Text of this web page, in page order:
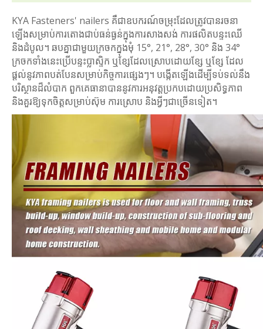
KYA Fasteners' nailers គឺជាឧបករណ៍ចម្រុះដែលត្រូវបានរចនា
ឡើងសម្រាប់ការតោងជាប់ធន់ធ្ងន់ក្នុងការសាងសង់ ការផលិតបន្ទះឈើ
និងដំបូល។ ឆបគ្នាជាមួយក្រចកក្នុងមុំ 15°, 21°, 28°, 30° និង 34°
ក្រចកទាំងនេះប្រើបន្ទះប្លាស្ទិក ឬខ្សែដែលស្រោបដោយខ្សែ ឬខ្សែ ដែល
ផ្តល់នូវភាពបត់បែនសម្រាប់កិច្ចការផ្សេងៗ។ បង្កើតឡើងដើម្បីទប់ទល់នឹង
បរិស្ថានដ៏លំបាក ពួកគេធានាបាននូវការអនុវត្តប្រកបដោយប្រសិទ្ធភាព
និងគួរឱ្យទុកចិត្តសម្រាប់ស៊ុម ការស្រោប និងអ្វីៗជាច្រើនទៀត។